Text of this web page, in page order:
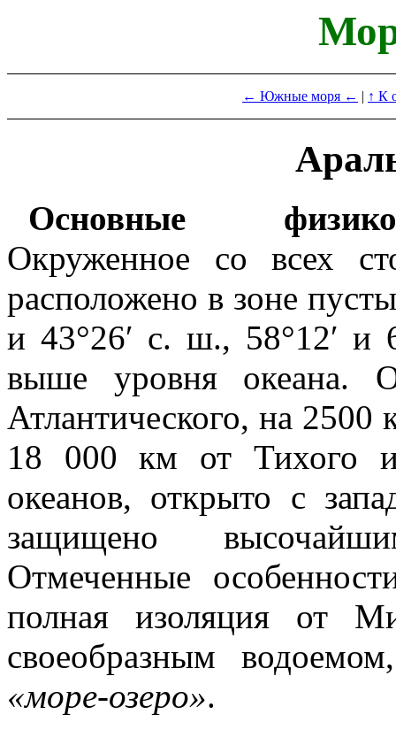
← Южные моря ← | ↑ К
Основные
Окруженное со всех
расположено в зоне
и 43°26′ с. ш., 58°12′
выше уровня океана.
Атлантического, на 2500
18 000 км от Тихого
океанов, открыто с
защищено
Отмеченные
полная изоляция от
своеобразным
«море-озеро».